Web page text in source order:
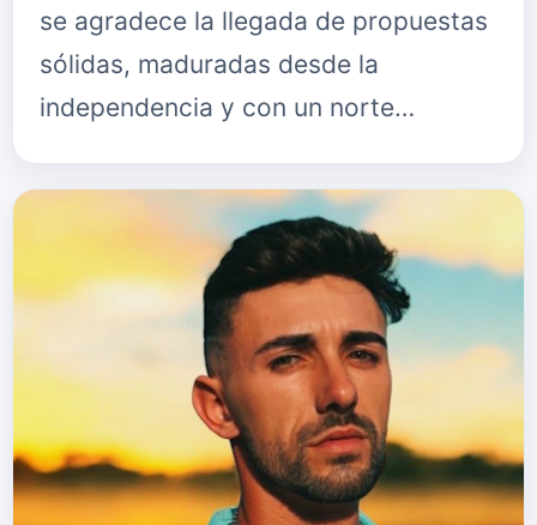
se agradece la llegada de propuestas
sólidas, maduradas desde la
independencia y con un norte
está consolidando a pasos
agigantados co…